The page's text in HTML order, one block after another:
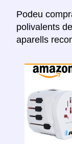
Podeu
polivalents
aparells